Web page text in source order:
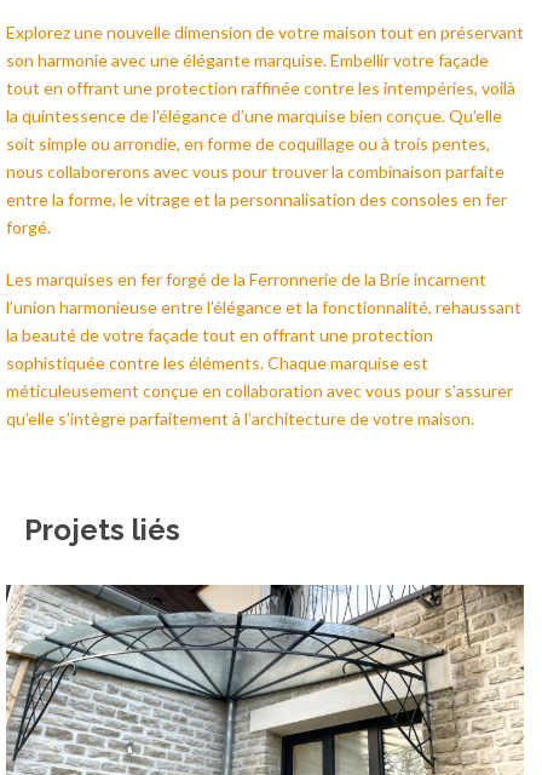
Explorez une nouvelle dimension de votre maison tout en préservant
son harmonie avec une élégante marquise. Embellir votre façade
tout en offrant une protection raffinée contre les intempéries, voilà
la quintessence de l’élégance d’une marquise bien conçue. Qu’elle
soit simple ou arrondie, en forme de coquillage ou à trois pentes,
nous collaborerons avec vous pour trouver la combinaison parfaite
entre la forme, le vitrage et la personnalisation des consoles en fer
forgé.
Les marquises en fer forgé de la Ferronnerie de la Brie incarnent
l’union harmonieuse entre l’élégance et la fonctionnalité, rehaussant
la beauté de votre façade tout en offrant une protection
sophistiquée contre les éléments. Chaque marquise est
méticuleusement conçue en collaboration avec vous pour s’assurer
qu’elle s’intègre parfaitement à l’architecture de votre maison.
Projets liés